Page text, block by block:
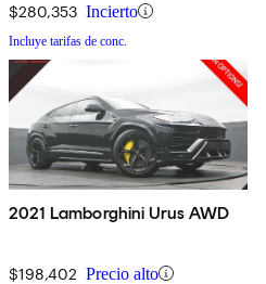
$280,353 Incierto
Incluye tarifas de conc.
2021 Lamborghini Urus AWD
$198,402 Precio alto